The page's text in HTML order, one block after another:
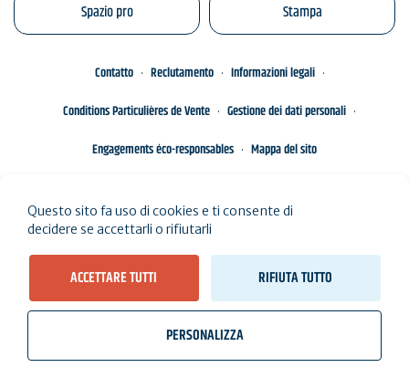
Spazio pro Stampa
Contatto Reclutamento
Informazioni legali
Conditions Particulières de Vente
Gestione dei dati personali
Engagements éco-responsables
Mappa del sito
Questo sito fa uso di cookies e ti consente di
decidere se accettarli o rifiutarli
ACCETTARE TUTTI RIFIUTA TUTTO
PERSONALIZZA